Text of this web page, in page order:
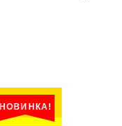
НОВИНКА!